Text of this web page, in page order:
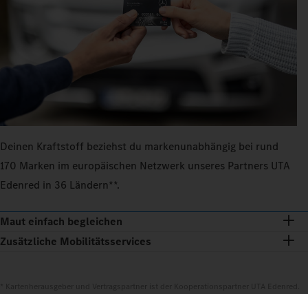
Deinen Kraftstoff beziehst du markenunabhängig bei rund
170 Marken im europäischen Netzwerk unseres Partners UTA
Edenred in 36 Ländern**.
Maut einfach begleichen
Zusätzliche Mobilitätsservices